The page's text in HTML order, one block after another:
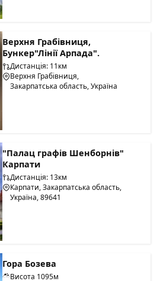
Верхня Грабівниця,
Бункер"Лінії Арпада".
Дистанція: 11км
Верхня Грабівниця,
Закарпатська область, Україна
"Палац графів Шенборнів"
Карпати
Дистанція: 13км
Карпати, Закарпатська область,
Україна, 89641
Гора Бозева
Висота 1095м